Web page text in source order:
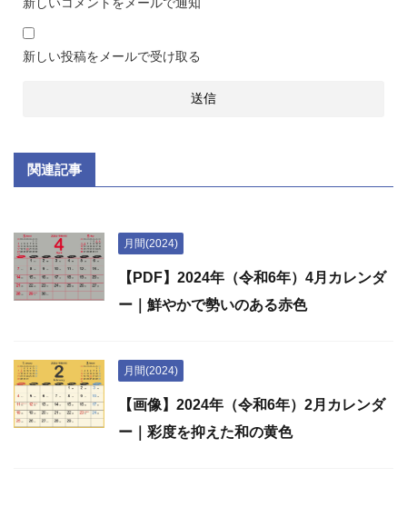
新しい投稿をメールで受け取る
関連記事
月間(2024)
【PDF】2024年（令和6年）4月カレンダ
ー｜鮮やかで勢いのある赤色
月間(2024)
【画像】2024年（令和6年）2月カレンダ
ー｜彩度を抑えた和の黄色